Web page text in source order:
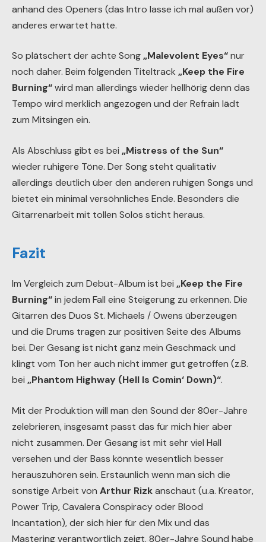
anhand des Openers (das Intro lasse ich mal außen vor)
anderes erwartet hatte.
So plätschert der achte Song „Malevolent Eyes“nur
noch daher. Beim folgenden Titeltrack „Keep the Fire
Burning“wird man allerdings wieder hellhörig denn das
Tempo wird merklich angezogen und der Refrain lädt
zum Mitsingen ein.
Als Abschluss gibt es bei „Mistress of the Sun“
wieder ruhigere Töne. Der Song steht qualitativ
allerdings deutlich über den anderen ruhigen Songs und
bietet ein minimal versöhnliches Ende. Besonders die
Gitarrenarbeit mit tollen Solos sticht heraus.
Fazit
Im Vergleich zum Debüt-Album ist bei „Keep the Fire
Burning“in jedem Fall eine Steigerung zu erkennen. Die
Gitarren des Duos St. Michaels / Owens überzeugen
und die Drums tragen zur positiven Seite des Albums
bei. Der Gesang ist nicht ganz mein Geschmack und
klingt vom Ton her auch nicht immer gut getroffen (z.B.
bei „Phantom Highway (Hell Is Comin‘ Down)“.
Mit der Produktion will man den Sound der 80er-Jahre
zelebrieren, insgesamt passt das für mich hier aber
nicht zusammen. Der Gesang ist mit sehr viel Hall
versehen und der Bass könnte wesentlich besser
herauszuhören sein. Erstaunlich wenn man sich die
sonstige Arbeit von Arthur Rizkanschaut (u.a. Kreator,
Power Trip, Cavalera Conspiracy oder Blood
Incantation), der sich hier für den Mix und das
Mastering verantwortlich zeigt. 80er-Jahre Sound habe